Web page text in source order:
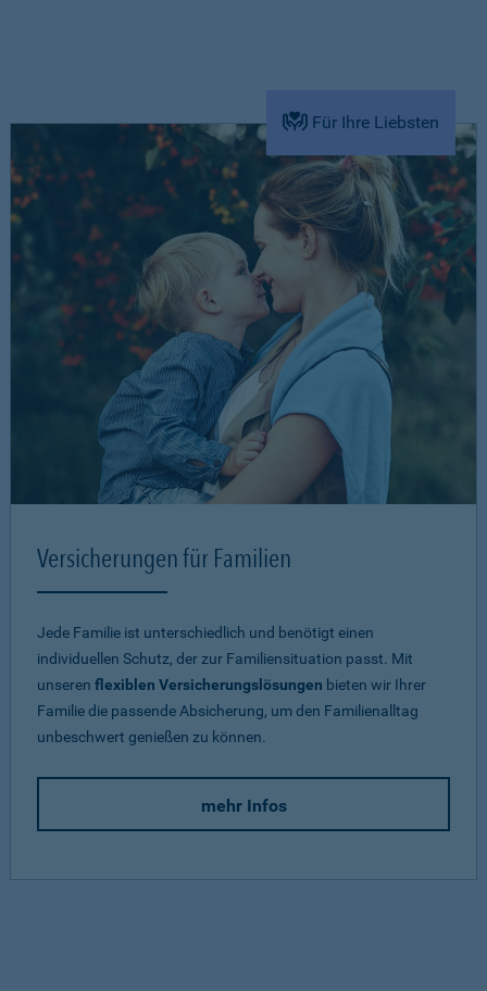
Für Ihre Liebsten
Versicherungen für Familien
Jede Familie ist unterschiedlich und benötigt einen
individuellen Schutz, der zur Familiensituation passt. Mit
unseren flexiblen Versicherungslösungen bieten wir Ihrer
Familie die passende Absicherung, um den Familienalltag
unbeschwert genießen zu können.
mehr Infos